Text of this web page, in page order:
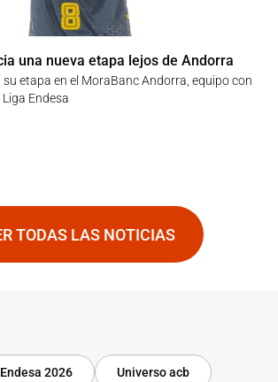
una nueva etapa lejos de Andorra
etapa en el MoraBanc Andorra, equipo con
Endesa
TODAS LAS NOTICIAS
2026 Universo acb